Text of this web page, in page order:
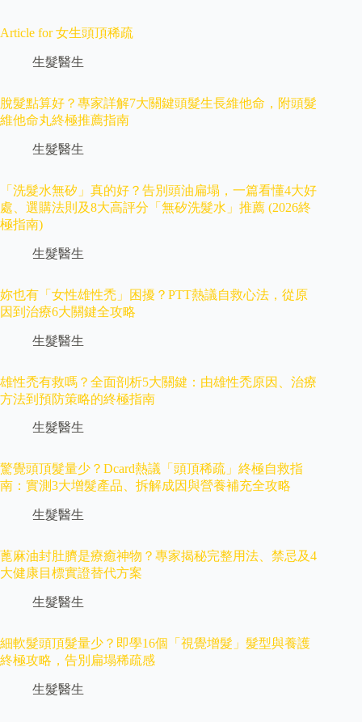
Article for 女生頭頂稀疏
生髮醫生
脫髮點算好？專家詳解7大關鍵頭髮生長維他命，附頭髮
維他命丸終極推薦指南
生髮醫生
「洗髮水無矽」真的好？告別頭油扁塌，一篇看懂4大好
處、選購法則及8大高評分「無矽洗髮水」推薦 (2026終
極指南)
生髮醫生
妳也有「女性雄性禿」困擾？PTT熱議自救心法，從原
因到治療6大關鍵全攻略
生髮醫生
雄性禿有救嗎？全面剖析5大關鍵：由雄性禿原因、治療
方法到預防策略的終極指南
生髮醫生
驚覺頭頂髮量少？Dcard熱議「頭頂稀疏」終極自救指
南：實測3大增髮產品、拆解成因與營養補充全攻略
生髮醫生
蓖麻油封肚臍是療癒神物？專家揭秘完整用法、禁忌及4
大健康目標實證替代方案
生髮醫生
細軟髮頭頂髮量少？即學16個「視覺增髮」髮型與養護
終極攻略，告別扁塌稀疏感
生髮醫生